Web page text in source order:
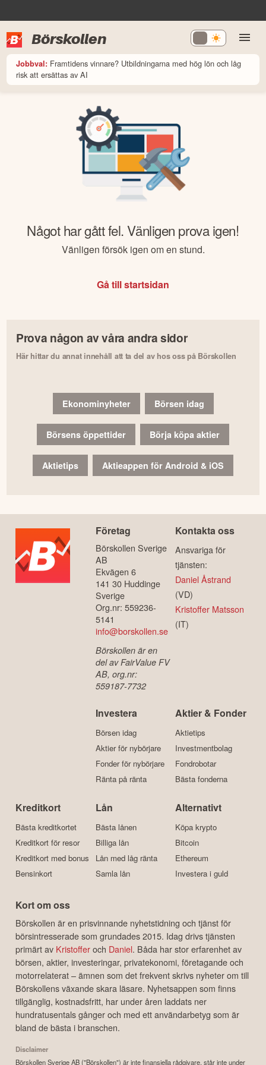
Börskollen
Jobbval: Framtidens vinnare? Utbildningarna med hög lön och låg
risk att ersättas av AI
Något har gått fel. Vänligen prova igen!
Vänligen försök igen om en stund.
Gå till startsidan
Prova någon av våra andra sidor
Här hittar du annat innehåll att ta del av hos oss på Börskollen
Ekonominyheter Börsen idag
Börsens öppettider Börja köpa aktier
Aktietips Aktieappen för Android & iOS
Företag
Börskollen Sverige
AB
Ekvägen 6
141 30 Huddinge
Sverige
Org.nr: 559236-
5141
info@borskollen.se
Börskollen är en
del av FairValue FV
AB, org.nr:
559187-7732
Kontakta oss
Ansvariga för
tjänsten:
Daniel Åstrand
(VD)
Kristoffer Matsson
(IT)
Investera
Börsen idag
Aktier för nybörjare
Fonder för nybörjare
Ränta på ränta
Aktier & Fonder
Aktietips
Investmentbolag
Fondrobotar
Bästa fonderna
Kreditkort
Bästa kreditkortet
Kreditkort för resor
Kreditkort med bonus
Bensinkort
Lån
Bästa lånen
Billiga lån
Lån med låg ränta
Samla lån
Alternativt
Köpa krypto
Bitcoin
Ethereum
Investera i guld
Kort om oss
Börskollen är en prisvinnande nyhetstidning och tjänst för
börsintresserade som grundades 2015. Idag drivs tjänsten
primärt av Kristofferoch Daniel. Båda har stor erfarenhet av
börsen, aktier, investeringar, privatekonomi, företagande och
motorrelaterat – ämnen som det frekvent skrivs nyheter om till
Börskollens växande skara läsare. Nyhetsappen som finns
tillgänglig, kostnadsfritt, har under åren laddats ner
hundratusentals gånger och med ett användarbetyg som är
bland de bästa i branschen.
Disclaimer
Börskollen Sverige AB ("Börskollen") är inte finansiella rådgivare, står inte under